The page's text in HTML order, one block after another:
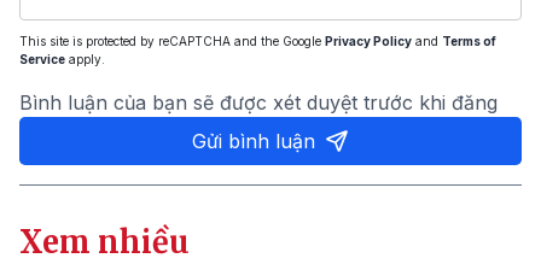
This site is protected by reCAPTCHA and the Google Privacy Policy and Terms of
Service apply.
Bình luận của bạn sẽ được xét duyệt trước khi đăng
Gửi bình luận
Xem nhiều